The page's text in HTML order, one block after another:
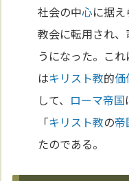
社会の中心に据え
教会に転用され
うになった。これ
はキリスト教的価
して、 ローマ帝国
「キリスト教の帝
たのである。